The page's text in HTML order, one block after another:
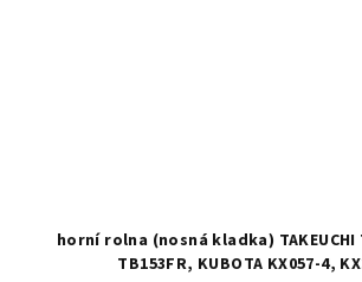
horní rolna (nosná kladka) TAKEUCHI
TB153FR, KUBOTA KX057-4,